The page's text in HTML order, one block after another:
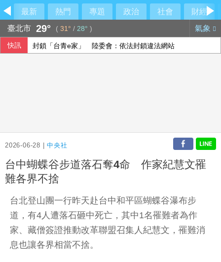
最新 熱門 專題 政治 社會
財經
臺北市 29° ( 31° / 28° ) 氣象
快訊 封鎖「台青e家」 陸委會：依法封鎖違法網站
2026-06-28 |中央社
台中蝴蝶谷步道落石奪4命 作家紀慧文罹
難各界不捨
台北登山團一行昨天赴台中和平區蝴蝶谷瀑布步
道，有4人遭落石砸中死亡，其中1名罹難者為作
家、藏僧簽證推動改革聯盟召集人紀慧文，罹難消
息也讓各界相當不捨。